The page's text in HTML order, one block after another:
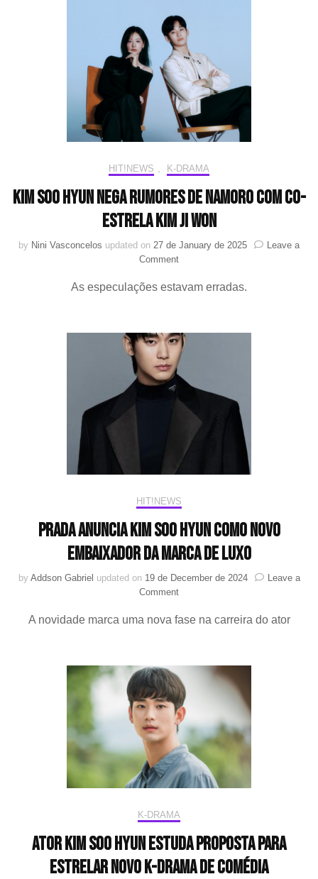
Kim
Soo-
hyun
HIT!NEWS K-DRAMA
Kim Soo Hyun nega rumores de namoro com co-
estrela Kim Ji Won
by Nini Vasconcelos updated on 27 de January de 2025
Leave a
Commenton
Soo
de
namoro
co-
estrela
Kim
Won
As especulações estavam erradas.
HIT!NEWS
Prada anuncia Kim Soo Hyun como novo
embaixador da marca de luxo
by Addson Gabriel updated on 19 de December de 2024
Leave a
Commenton
anuncia
como
novo
embaixador
da
marca
de
luxo
A novidade marca uma nova fase na carreira do ator
K-DRAMA
Ator Kim Soo Hyun estuda proposta para
estrelar novo K-drama de comédia